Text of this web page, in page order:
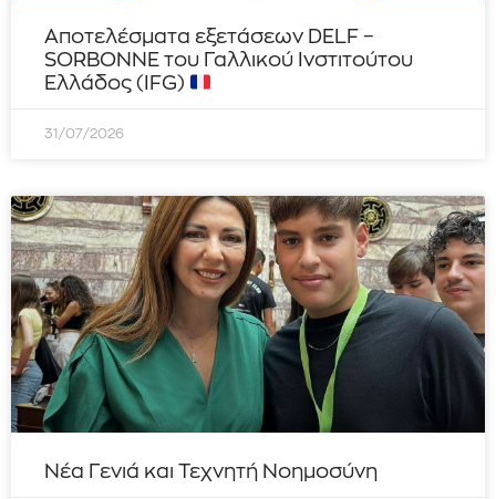
Αποτελέσματα εξετάσεων DELF –
SORBONNE του Γαλλικού Ινστιτούτου
Ελλάδος (IFG)
31/07/2026
Νέα Γενιά και Τεχνητή Νοημοσύνη